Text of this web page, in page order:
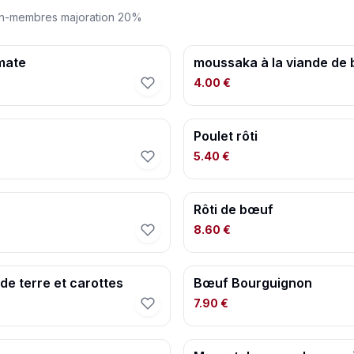
membres majoration 20%
moussaka à la viande
4.00 €
Poulet rôti
5.40 €
Rôti de bœuf
8.60 €
terre et carottes Bœuf Bourguignon
7.90 €